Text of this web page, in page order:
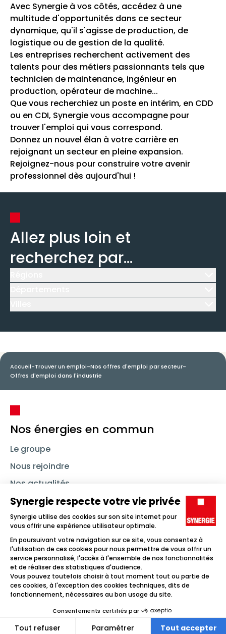
Avec Synergie à vos côtés, accédez à une
multitude d'opportunités dans ce secteur
dynamique, qu'il s'agisse de production, de
logistique ou de gestion de la qualité.
Les entreprises recherchent activement des
talents pour des métiers passionnants tels que
technicien de maintenance, ingénieur en
production, opérateur de machine...
Que vous recherchiez un poste en intérim, en CDD
ou en CDI, Synergie vous accompagne pour
trouver l'emploi qui vous correspond.
Donnez un nouvel élan à votre carrière en
rejoignant un secteur en pleine expansion.
Rejoignez-nous pour construire votre avenir
professionnel dès aujourd'hui !
Allez plus loin et
recherchez par...
Accueil-Trouver un emploi-Nos offres d'emploi par secteur-
Offres d'emploi dans l'industrie
Nos énergies en commun
Le groupe
Nous rejoindre
Nos actualités
Nous contacter
Linkedin SynergieInstagramTikTok Youtube
Trouver un emploi
Icône d'illustration
Candidats
Icône d'illustration
Icône d'illustration